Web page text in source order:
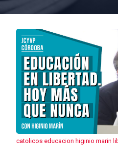
catolicos educacion higinio marin